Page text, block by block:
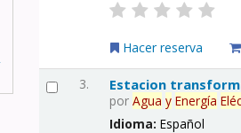
Hacer reserva
3. Estacion
porAgua y Energía
Idioma:Español